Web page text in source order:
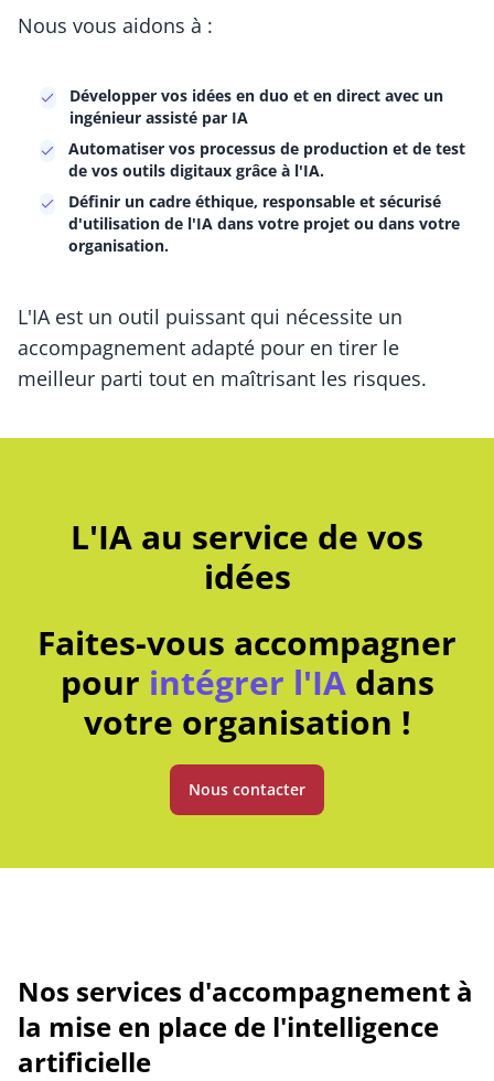
Nous vous aidons à :
Développer vos idées en duo et en direct avec un
ingénieur assisté par IA
Automatiser vos processus de production et de test
de vos outils digitaux grâce à l'IA.
Définir un cadre éthique, responsable et sécurisé
d'utilisation de l'IA dans votre projet ou dans votre
organisation.
L'IA est un outil puissant qui nécessite un
accompagnement adapté pour en tirer le
meilleur parti tout en maîtrisant les risques.
L'IA au service de vos
idées
Faites-vous accompagner
pour intégrer l'IAdans
votre organisation !
Nous contacter
Nos services d'accompagnement à
la mise en place de l'intelligence
artificielle